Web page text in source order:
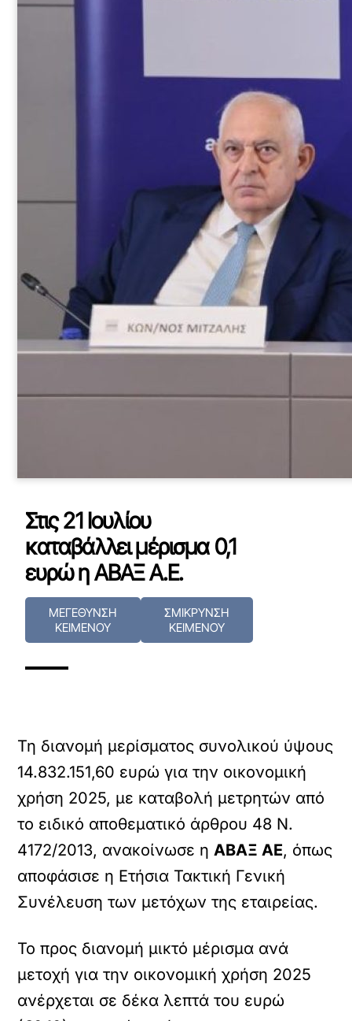
Στις 21 Ιουλίου
καταβάλλει μέρισμα 0,1
ευρώ η ΑΒΑΞ Α.Ε.
ΜΕΓΕΘΥΝΣΗ
ΚΕΙΜΕΝΟΥ
ΣΜΙΚΡΥΝΣΗ
ΚΕΙΜΕΝΟΥ
Τη διανομή μερίσματος συνολικού ύψους
14.832.151,60 ευρώ για την οικονομική
χρήση 2025, με καταβολή μετρητών από
το ειδικό αποθεματικό άρθρου 48 Ν.
4172/2013, ανακοίνωσε ηΑΒΑΞ ΑΕ, όπως
αποφάσισε η Ετήσια Τακτική Γενική
Συνέλευση των μετόχων της εταιρείας.
Το προς διανομή μικτό μέρισμα ανά
μετοχή για την οικονομική χρήση 2025
ανέρχεται σε δέκα λεπτά του ευρώ